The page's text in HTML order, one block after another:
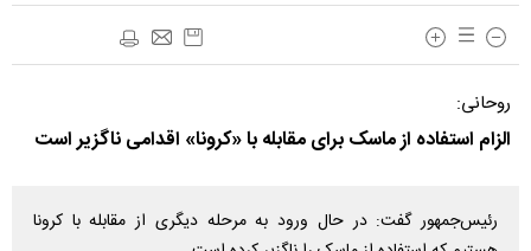
روحانی:
الزام استفاده از ماسک برای مقابله با «کرونا» اقدامی ناگزیر است
رئیس‌جمهور گفت: در حال ورود به مرحله دیگری از مقابله با کرونا